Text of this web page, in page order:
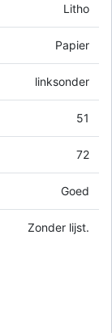
Litho
Papier
linksonder
51
72
Goed
Zonder lijst.